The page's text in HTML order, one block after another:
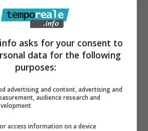
però, sono momenti
affrontare, perché è venuta
cara nonna. Sul suo profilo
e regista le ha dedicato un
d’addio: “Chi mi
io sia restio a raccontare
vita ma, in questo
asks for your consent to
data for the following
purposes:
advertising and content, advertising and
audience research and
access information on a device